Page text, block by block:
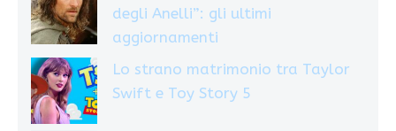
degli Anelli”: gli ultimi
aggiornamenti
Lo strano matrimonio tra Taylor
Swift e Toy Story 5